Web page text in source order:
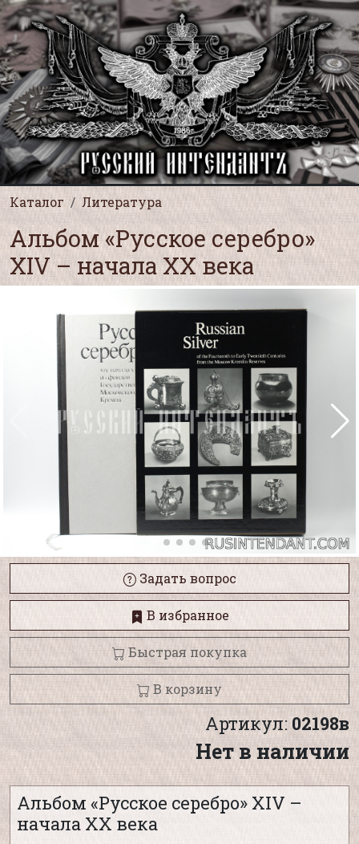
Каталог Литература
Альбом «Русское серебро»
XIV – начала XX века
Задать вопрос
В избранное
Быстрая покупка
В корзину
Артикул:02198в
Нет в наличии
Альбом «Русское серебро» XIV –
начала XX века